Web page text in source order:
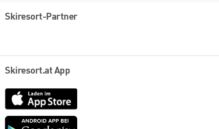
Skiresort-Partner
Skiresort.at App
App
Store
Google